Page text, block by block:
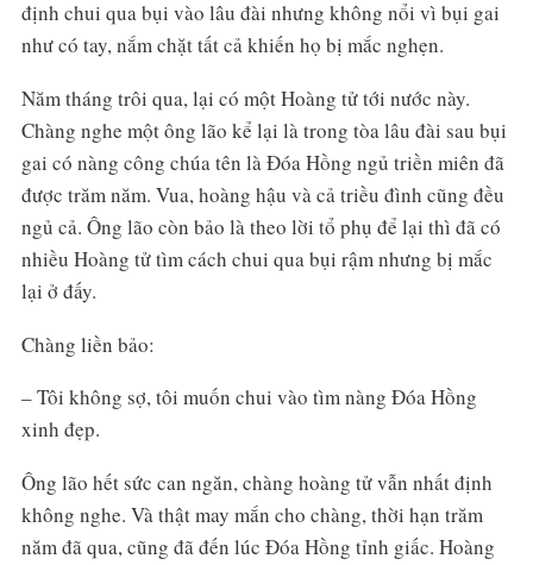
định chui qua bụi vào lâu đài nhưng không nổi vì bụi gai
như có tay, nắm chặt tất cả khiến họ bị mắc nghẹn.
Năm tháng trôi qua, lại có một Hoàng tử tới nước này.
Chàng nghe một ông lão kể lại là trong tòa lâu đài sau bụi
gai có nàng công chúa tên là Đóa Hồng ngủ triền miên đã
được trăm năm. Vua, hoàng hậu và cả triều đình cũng đều
ngủ cả. Ông lão còn bảo là theo lời tổ phụ để lại thì đã có
nhiều Hoàng tử tìm cách chui qua bụi rậm nhưng bị mắc
lại ở đấy.
Chàng liền bảo:
– Tôi không sợ, tôi muốn chui vào tìm nàng Đóa Hồng
xinh đẹp.
Ông lão hết sức can ngăn, chàng hoàng tử vẫn nhất định
không nghe. Và thật may mắn cho chàng, thời hạn trăm
năm đã qua, cũng đã đến lúc Đóa Hồng tỉnh giấc. Hoàng